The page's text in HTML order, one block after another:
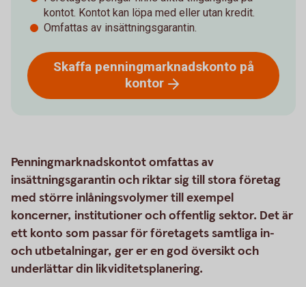
kontot. Kontot kan löpa med eller utan kredit.
Omfattas av insättningsgarantin.
Skaffa penningmarknadskonto på
kontor
Penningmarknadskontot omfattas av
insättningsgarantin och riktar sig till stora företag
med större inlåningsvolymer till exempel
koncerner, institutioner och offentlig sektor. Det är
ett konto som passar för företagets samtliga in-
och utbetalningar, ger er en god översikt och
underlättar din likviditetsplanering.